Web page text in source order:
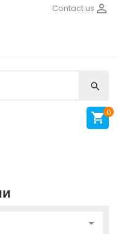

Contact us

 0
